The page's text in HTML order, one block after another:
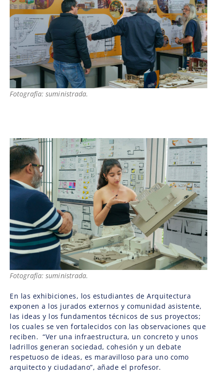
Fotografía: suministrada.
Fotografía: suministrada.
En las exhibiciones, los estudiantes de Arquitectura
exponen a los jurados externos y comunidad asistente,
las ideas y los fundamentos técnicos de sus proyectos;
los cuales se ven fortalecidos con las observaciones que
reciben. “Ver una infraestructura, un concreto y unos
ladrillos generan sociedad, cohesión y un debate
respetuoso de ideas, es maravilloso para uno como
arquitecto y ciudadano”, añade el profesor.